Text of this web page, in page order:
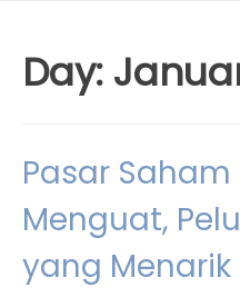
Day:
Pasar
Menguat,
yang Menarik